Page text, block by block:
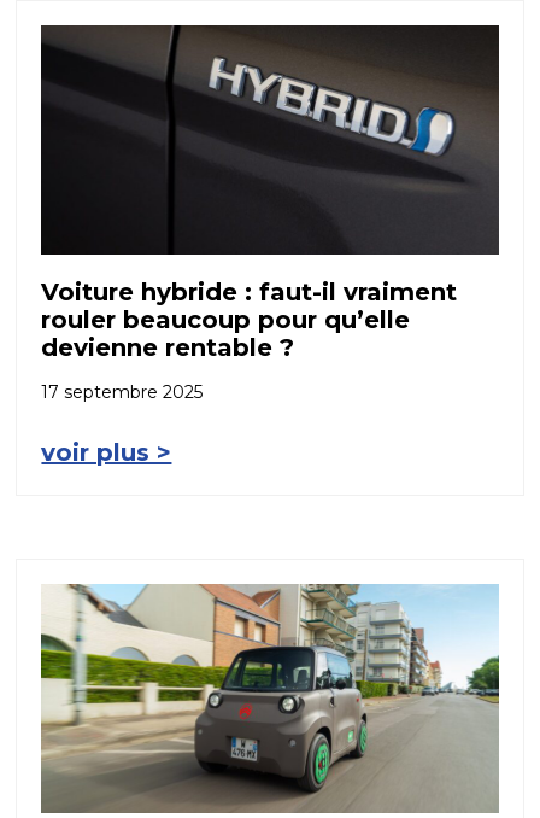
Voiture hybride : faut-il vraiment
rouler beaucoup pour qu’elle
devienne rentable ?
17 septembre 2025
voir plus >